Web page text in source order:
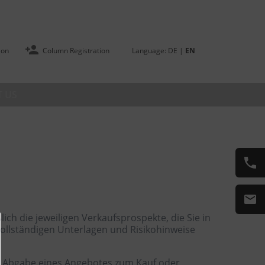
Column Registration Language: DE | EN
die jeweiligen Verkaufsprospekte, die Sie in
Unterlagen und Risikohinweise